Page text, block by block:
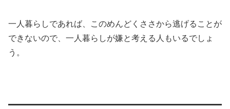
一人暮らしであれば、このめんどくささから逃げることが
できないので、一人暮らしが嫌と考える人もいるでしょ
う。